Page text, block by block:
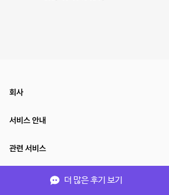
더 많은 후기 보기
회사
서비스 안내
관련 서비스